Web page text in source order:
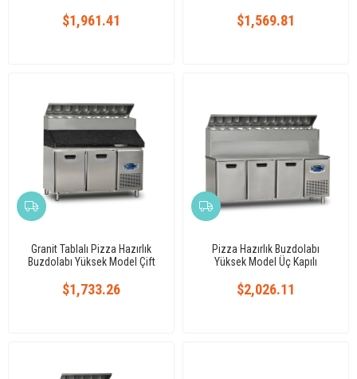
$1,961.41 $1,569.81
Granit Tablalı Pizza Hazırlık
Buzdolabı Yüksek Model Çift
$1,733.26
Pizza Hazırlık Buzdolabı
Yüksek Model Üç Kapılı
$2,026.11